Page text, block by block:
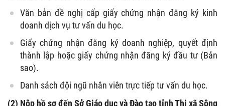
Văn bản đề nghị cấp giấy chứng nhận đăng ký kinh
doanh dịch vụ tư vấn du học.
Giấy chứng nhận đăng ký doanh nghiệp, quyết định
thành lập hoặc giấy chứng nhận đăng ký đầu tư (Bản
sao).
Danh sách đội ngũ nhân viên trực tiếp tư vấn du học.
(2) Nộp hồ sơ đến Sở Giáo dục và Đào tạo tỉnh Thị xã Sông